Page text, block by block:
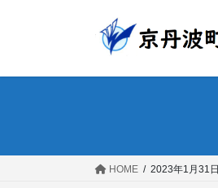
HOME 2023年1月31日